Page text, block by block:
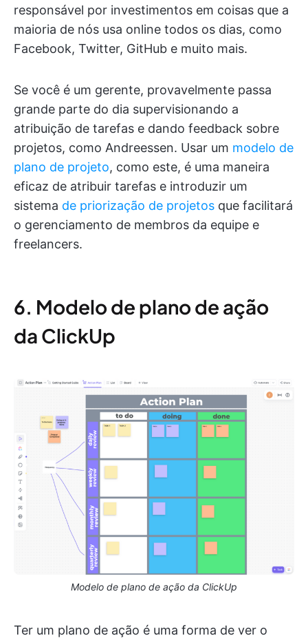
responsável por investimentos em coisas que a
maioria de nós usa online todos os dias, como
Facebook, Twitter, GitHub e muito mais.
Se você é um gerente, provavelmente passa
grande parte do dia supervisionando a
atribuição de tarefas e dando feedback sobre
projetos, como Andreessen. Usar um modelo de
plano de projeto, como este, é uma maneira
eficaz de atribuir tarefas e introduzir um
sistema de priorização de projetos que facilitará
o gerenciamento de membros da equipe e
freelancers.
6. Modelo de plano de ação
da ClickUp
Modelo de plano de ação da ClickUp
Ter um plano de ação é uma forma de ver o